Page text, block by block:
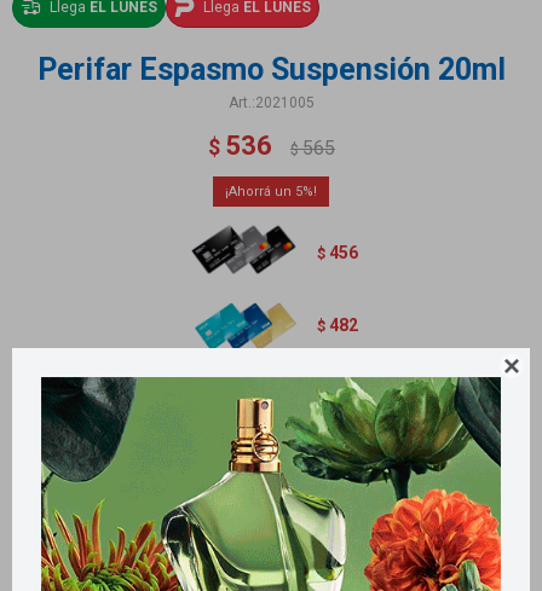

Llega EL LUNES Llega EL LUNES
Perifar Espasmo Suspensión 20ml
2021005
$ 536 $ 565
5
$ 456
$ 482
Métodos y costos de envío
Retiros gratuitos en tiendas
Productos que te pueden interesar